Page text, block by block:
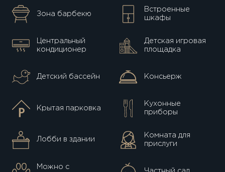
Зона барбекю
Встроенные
шкафы
Центральный
кондиционер
Детская игровая
площадка
Детский бассейн Консьерж
Крытая парковка
Кухонные
приборы
Лобби в здании
Комната для
прислуги
Можно с